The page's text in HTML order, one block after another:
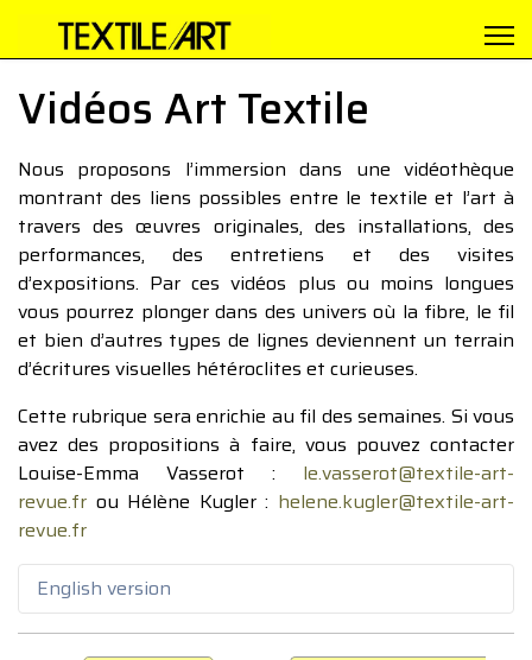
Vidéos Art Textile
Nous proposons l’immersion dans une vidéothèque
montrant des liens possibles entre le textile et l’art à
travers des œuvres originales, des installations, des
performances, des entretiens et des visites
d’expositions. Par ces vidéos plus ou moins longues
vous pourrez plonger dans des univers où la fibre, le fil
et bien d’autres types de lignes deviennent un terrain
d’écritures visuelles hétéroclites et curieuses.
Cette rubrique sera enrichie au fil des semaines. Si vous
avez des propositions à faire, vous pouvez contacter
Louise-Emma Vasserot : le.vasserot@textile-art-
revue.fr ou Hélène Kugler : helene.kugler@textile-art-
revue.fr
English version